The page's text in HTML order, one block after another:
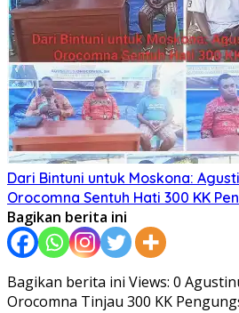
Dari Bintuni untuk Moskona:
Orocomna Sentuh Hati 300 KK
Bagikan berita ini
Bagikan berita ini Views: 0
Orocomna Tinjau 300 KK